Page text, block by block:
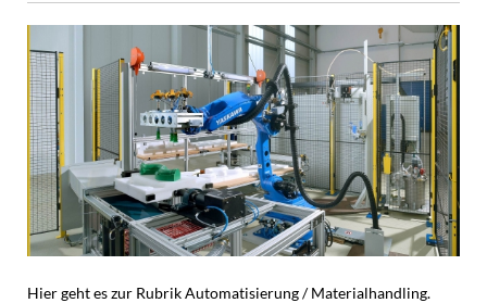
Hier geht es zur Rubrik Automatisierung / Materialhandling.